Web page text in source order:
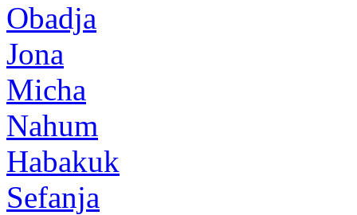
Obadja
Jona
Micha
Nahum
Habakuk
Sefanja